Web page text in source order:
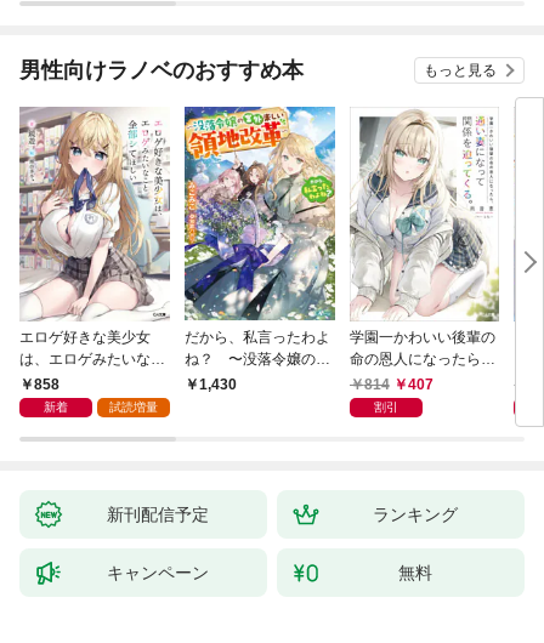
男性向けラノベのおすすめ本 もっと見る
エロゲ好きな美少女
は、エロゲみたいなこ
と全部シてほしい【電
子ＳＳ特典付き】
858
新着 試読増量
だから、私言ったわよ
ね？ 〜没落令嬢の案
外楽しい領地改革〜
1,430
学園一かわいい後輩の
命の恩人になったら、
通い妻になって関係を
迫ってくる。
814 407
割引
新刊配信予定 ランキング
キャンペーン 無料